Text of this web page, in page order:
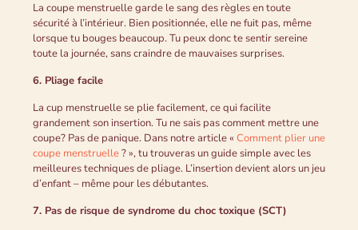
La coupe menstruelle garde le sang des règles en toute
sécurité à l’intérieur. Bien positionnée, elle ne fuit pas, même
lorsque tu bouges beaucoup. Tu peux donc te sentir sereine
toute la journée, sans craindre de mauvaises surprises.
6. Pliage facile
La cup menstruelle se plie facilement, ce qui facilite
grandement son insertion. Tu ne sais pas comment mettre une
coupe? Pas de panique. Dans notre article « Comment plier une
coupe menstruelle? », tu trouveras un guide simple avec les
meilleures techniques de pliage. L’insertion devient alors un jeu
d’enfant – même pour les débutantes.
7. Pas de risque de syndrome du choc toxique (SCT)